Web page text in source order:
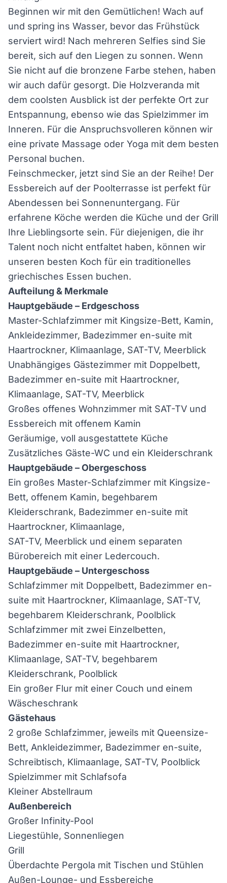
Beginnen wir mit den Gemütlichen! Wach auf
und spring ins Wasser, bevor das Frühstück
serviert wird! Nach mehreren Selfies sind Sie
bereit, sich auf den Liegen zu sonnen. Wenn
Sie nicht auf die bronzene Farbe stehen, haben
wir auch dafür gesorgt. Die Holzveranda mit
dem coolsten Ausblick ist der perfekte Ort zur
Entspannung, ebenso wie das Spielzimmer im
Inneren. Für die Anspruchsvolleren können wir
eine private Massage oder Yoga mit dem besten
Personal buchen.
Feinschmecker, jetzt sind Sie an der Reihe! Der
Essbereich auf der Poolterrasse ist perfekt für
Abendessen bei Sonnenuntergang. Für
erfahrene Köche werden die Küche und der Grill
Ihre Lieblingsorte sein. Für diejenigen, die ihr
Talent noch nicht entfaltet haben, können wir
unseren besten Koch für ein traditionelles
griechisches Essen buchen.
Aufteilung & Merkmale
Hauptgebäude – Erdgeschoss
Master-Schlafzimmer mit Kingsize-Bett, Kamin,
Ankleidezimmer, Badezimmer en-suite mit
Haartrockner, Klimaanlage, SAT-TV, Meerblick
Unabhängiges Gästezimmer mit Doppelbett,
Badezimmer en-suite mit Haartrockner,
Klimaanlage, SAT-TV, Meerblick
Großes offenes Wohnzimmer mit SAT-TV und
Essbereich mit offenem Kamin
Geräumige, voll ausgestattete Küche
Zusätzliches Gäste-WC und ein Kleiderschrank
Hauptgebäude – Obergeschoss
Ein großes Master-Schlafzimmer mit Kingsize-
Bett, offenem Kamin, begehbarem
Kleiderschrank, Badezimmer en-suite mit
Haartrockner, Klimaanlage,
SAT-TV, Meerblick und einem separaten
Bürobereich mit einer Ledercouch.
Hauptgebäude – Untergeschoss
Schlafzimmer mit Doppelbett, Badezimmer en-
suite mit Haartrockner, Klimaanlage, SAT-TV,
begehbarem Kleiderschrank, Poolblick
Schlafzimmer mit zwei Einzelbetten,
Badezimmer en-suite mit Haartrockner,
Klimaanlage, SAT-TV, begehbarem
Kleiderschrank, Poolblick
Ein großer Flur mit einer Couch und einem
Wäscheschrank
Gästehaus
2 große Schlafzimmer, jeweils mit Queensize-
Bett, Ankleidezimmer, Badezimmer en-suite,
Schreibtisch, Klimaanlage, SAT-TV, Poolblick
Spielzimmer mit Schlafsofa
Kleiner Abstellraum
Außenbereich
Großer Infinity-Pool
Liegestühle, Sonnenliegen
Grill
Überdachte Pergola mit Tischen und Stühlen
Außen-Lounge- und Essbereiche